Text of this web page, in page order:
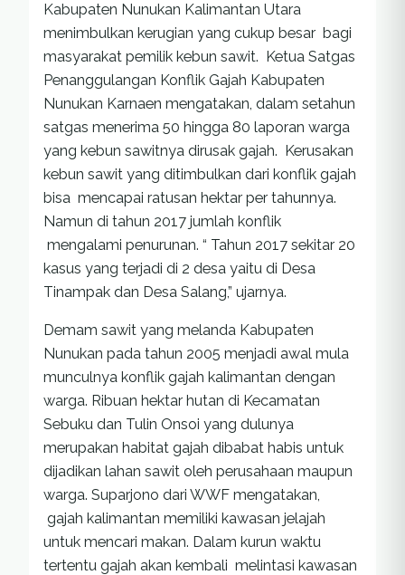
Kabupaten Nunukan Kalimantan Utara
menimbulkan kerugian yang cukup besar bagi
masyarakat pemilik kebun sawit. Ketua Satgas
Penanggulangan Konflik Gajah Kabupaten
Nunukan Karnaen mengatakan, dalam setahun
satgas menerima 50 hingga 80 laporan warga
yang kebun sawitnya dirusak gajah. Kerusakan
kebun sawit yang ditimbulkan dari konflik gajah
bisa mencapai ratusan hektar per tahunnya.
Namun di tahun 2017 jumlah konflik
mengalami penurunan. “ Tahun 2017 sekitar 20
kasus yang terjadi di 2 desa yaitu di Desa
Tinampak dan Desa Salang,” ujarnya.
Demam sawit yang melanda Kabupaten
Nunukan pada tahun 2005 menjadi awal mula
munculnya konflik gajah kalimantan dengan
warga. Ribuan hektar hutan di Kecamatan
Sebuku dan Tulin Onsoi yang dulunya
merupakan habitat gajah dibabat habis untuk
dijadikan lahan sawit oleh perusahaan maupun
warga. Suparjono dari WWF mengatakan,
gajah kalimantan memiliki kawasan jelajah
untuk mencari makan. Dalam kurun waktu
tertentu gajah akan kembali melintasi kawasan